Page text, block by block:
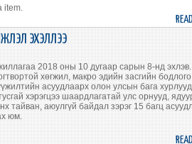
item.
ЭХЭЛЛЭЭ
2018 оны 10 дугаар сарын 8-нд эхлэв.
хөгжил, макро эдийн засгийн
асуудлаарх олон улсын бага
хэрэгцээ шаардлагатай улс орнууд,
тайван, аюулгүй байдал зэрэг 15 багц
юм.